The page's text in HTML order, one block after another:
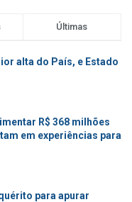
Últimas
alta do País, e Estado
R$ 368 milhões
em experiências para
para apurar